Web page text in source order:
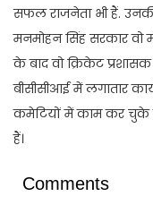
सफल राजनेता भी हैं.
मनमोहन सिंह सरकार वो
के बाद वो क्रिकेट
बीसीसीआई में लगातार
कमेटियों में काम कर चुके
हैं।
Comments